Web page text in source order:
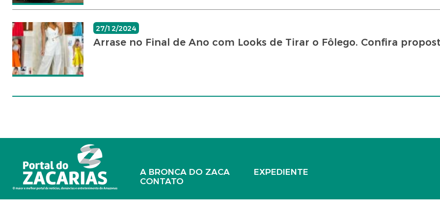
27/12/2024
Arrase no Final de Ano com Looks de Tirar o Fôlego. Confira
A BRONCA DO ZACA
EXPEDIENTE
CONTATO